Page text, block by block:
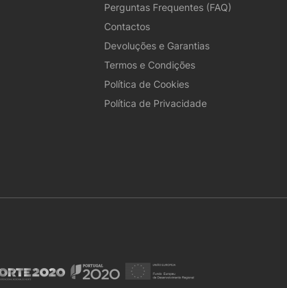
Perguntas Frequentes (FAQ)
Contactos
Devoluções e Garantias
Termos e Condições
Política de Cookies
Política de Privacidade